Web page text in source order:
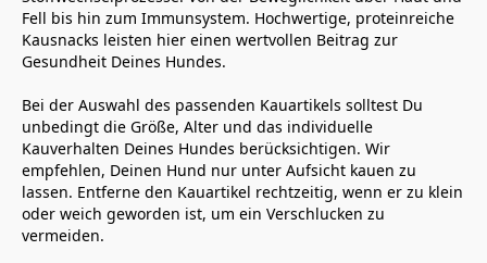
Fell bis hin zum Immunsystem. Hochwertige, proteinreiche
Kausnacks leisten hier einen wertvollen Beitrag zur
Gesundheit Deines Hundes.
Bei der Auswahl des passenden Kauartikels solltest Du
unbedingt die Größe, Alter und das individuelle
Kauverhalten Deines Hundes berücksichtigen. Wir
empfehlen, Deinen Hund nur unter Aufsicht kauen zu
lassen. Entferne den Kauartikel rechtzeitig, wenn er zu klein
oder weich geworden ist, um ein Verschlucken zu
vermeiden.